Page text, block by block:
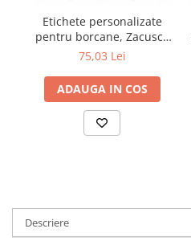
Etichete personalizate
pentru borcane, Zacusca
de vinete, 54x144 mm,
75,03 Lei
ADAUGA IN COS
Descriere